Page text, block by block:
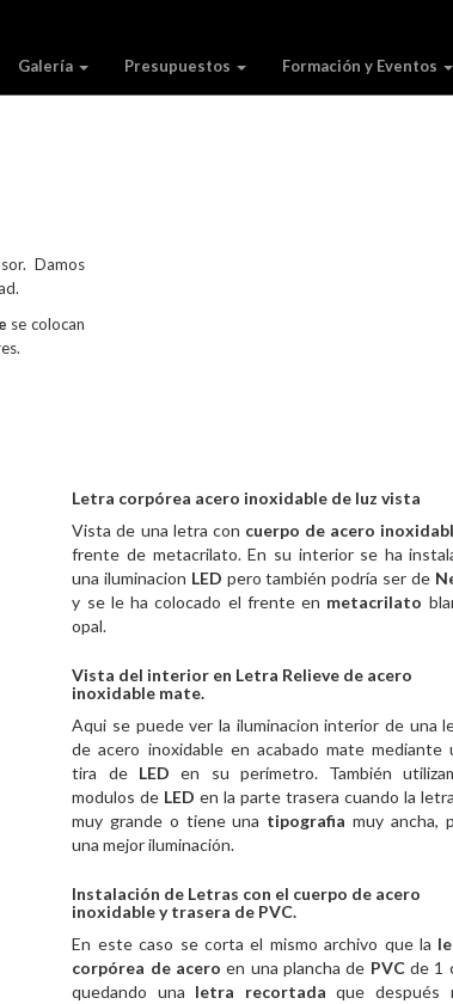
Galería Presupuestos Formación y Eventos
Damos
se colocan
Letra corpórea acero inoxidable de luz vista
Vista de una letra con cuerpo de acero
frente de metacrilato. En su interior se ha
una iluminacion LED pero también podría ser de
y se le ha colocado el frente en metacrilato
opal.
Vista del interior en Letra Relieve de acero
inoxidable mate.
Aqui se puede ver la iluminacion interior de una
de acero inoxidable en acabado mate mediante
tira de LEDen su perímetro. También
modulos de LEDen la parte trasera cuando la
muy grande o tiene una tipografia muy ancha,
una mejor iluminación.
Instalación de Letras con el cuerpo de acero
inoxidable y trasera de PVC.
En este caso se corta el mismo archivo que la
corpórea de acero en una plancha de PVC de 1
quedando una letra recortada que después